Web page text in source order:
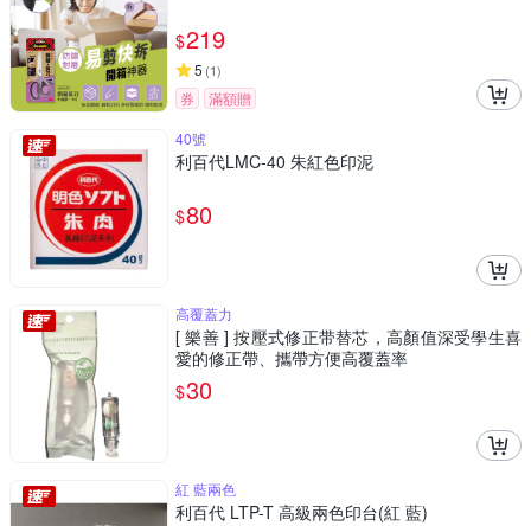
$219
5 (1)
券
滿額贈
40號
利百代LMC-40 朱紅色印泥
$80
高覆蓋力
[ 樂善 ] 按壓式修正带替芯，高顏值深受學生喜
愛的修正帶、攜帶方便高覆蓋率
$30
紅 藍兩色
利百代 LTP-T 高級兩色印台(紅 藍)